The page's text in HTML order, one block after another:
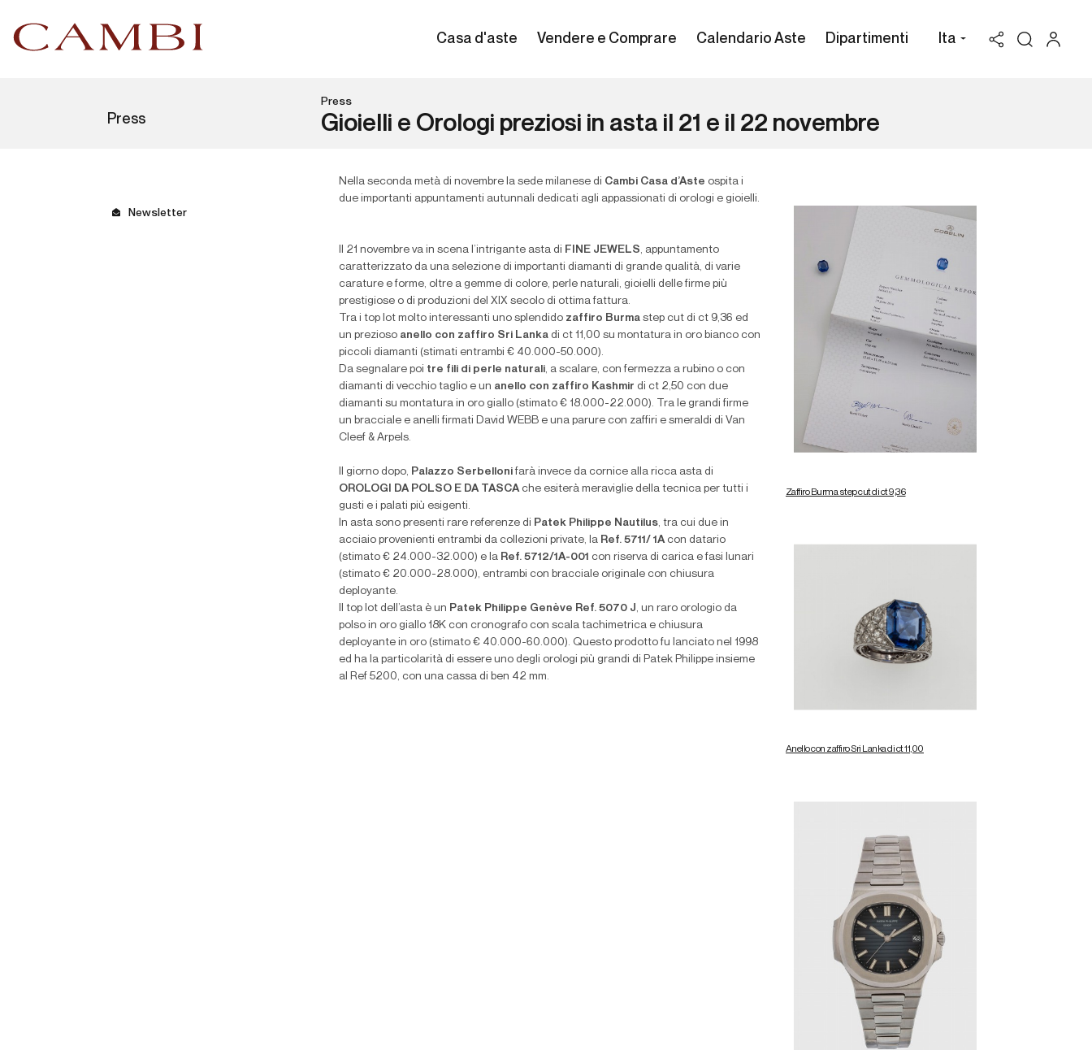
Casa d'aste Vendere e Comprare Calendario Aste Dipartimenti Ita
Press
Press
Gioielli e Orologi preziosi in asta il 21 e il 22 novembre
Newsletter
Zaffiro Burma step cut di ct 9,36
Anello con zaffiro Sri Lanka di ct 11,00
Nella seconda metà di novembre la sede milanese di Cambi Casa d’Aste ospita i
due importanti appuntamenti autunnali dedicati agli appassionati di orologi e gioielli.
Il 21 novembre va in scena l’intrigante asta di FINE JEWELS, appuntamento
caratterizzato da una selezione di importanti diamanti di grande qualità, di varie
carature e forme, oltre a gemme di colore, perle naturali, gioielli delle firme più
prestigiose o di produzioni del XIX secolo di ottima fattura.
Tra i top lot molto interessanti uno splendido zaffiro Burma step cut di ct 9,36 ed
un prezioso anello con zaffiro Sri Lanka di ct 11,00 su montatura in oro bianco con
piccoli diamanti (stimati entrambi € 40.000-50.000).
Da segnalare poi tre fili di perle naturali, a scalare, con fermezza a rubino o con
diamanti di vecchio taglio e un anello con zaffiro Kashmir di ct 2,50 con due
diamanti su montatura in oro giallo (stimato € 18.000-22.000). Tra le grandi firme
un bracciale e anelli firmati David WEBB e una parure con zaffiri e smeraldi di Van
Cleef & Arpels.
Il giorno dopo, Palazzo Serbellonifarà invece da cornice alla ricca asta di
OROLOGI DA POLSO E DA TASCAche esiterà meraviglie della tecnica per tutti i
gusti e i palati più esigenti.
In asta sono presenti rare referenze di Patek Philippe Nautilus, tra cui due in
acciaio provenienti entrambi da collezioni private, la Ref. 5711/ 1A con datario
(stimato € 24.000-32.000) e la Ref. 5712/1A-001 con riserva di carica e fasi lunari
(stimato € 20.000-28.000), entrambi con bracciale originale con chiusura
deployante.
Il top lot dell’asta è un Patek Philippe Genève Ref. 5070 J, un raro orologio da
polso in oro giallo 18K con cronografo con scala tachimetrica e chiusura
deployante in oro (stimato € 40.000-60.000). Questo prodotto fu lanciato nel 1998
ed ha la particolarità di essere uno degli orologi più grandi di Patek Philippe insieme
al Ref 5200, con una cassa di ben 42 mm.